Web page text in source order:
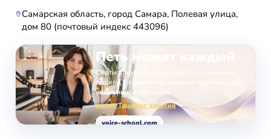
Самарская область, город Самара, Полевая улица,
дом 80 (почтовый индекс 443096)
ОНЛАЙН-ЗАНЯТИЯ ВОКАЛОМ
Петь может каждый
Сертифицированные педагоги, научный
подход к голосу и бережная практика для
уверенного звучания.
вокал Ташкент занятия
voice-school.com